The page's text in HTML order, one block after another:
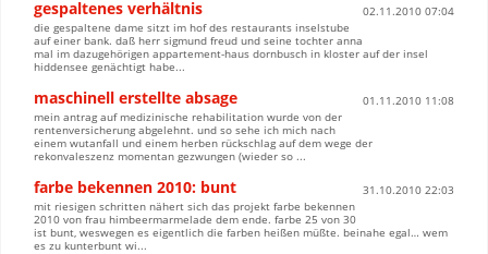
gespaltenes verhältnis
02.11.2010 07:04
die gespaltene dame sitzt im hof des restaurants inselstube
auf einer bank. daß herr sigmund freud und seine tochter anna
mal im dazugehörigen appartement-haus dornbusch in kloster auf der insel
hiddensee genächtigt habe...
maschinell erstellte absage
01.11.2010 11:08
mein antrag auf medizinische rehabilitation wurde von der
rentenversicherung abgelehnt. und so sehe ich mich nach
einem wutanfall und einem herben rückschlag auf dem wege der
rekonvaleszenz momentan gezwungen (wieder so ...
farbe bekennen 2010: bunt
31.10.2010 22:03
mit riesigen schritten nähert sich das projekt farbe bekennen
2010 von frau himbeermarmelade dem ende. farbe 25 von 30
ist bunt, weswegen es eigentlich die farben heißen müßte. beinahe egal… wem
es zu kunterbunt wi...